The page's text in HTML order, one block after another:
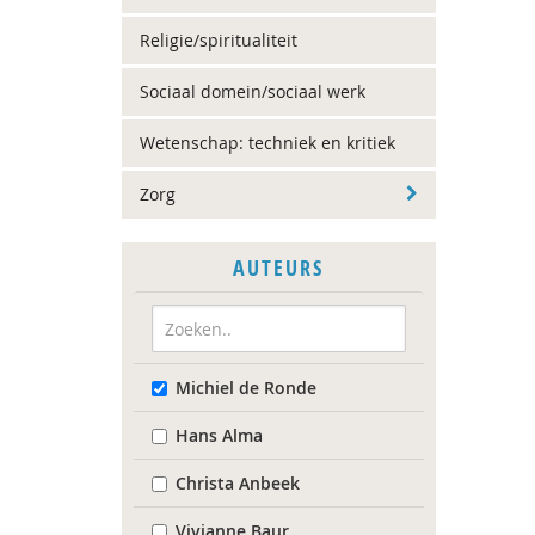
Religie/spiritualiteit
Sociaal domein/sociaal werk
Wetenschap: techniek en kritiek
Zorg
AUTEURS
Michiel de Ronde
Hans Alma
Christa Anbeek